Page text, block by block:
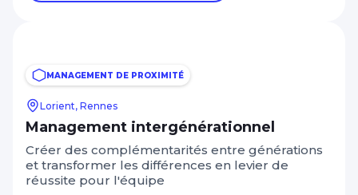
MANAGEMENT DE PROXIMITÉ
Lorient, Rennes
Management intergénérationnel
Créer des complémentarités entre générations
et transformer les différences en levier de
réussite pour l'équipe